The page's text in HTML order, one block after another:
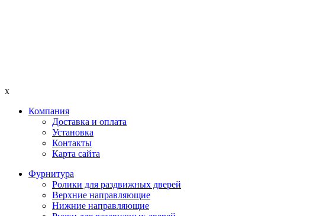
x
Компания
Доставка и оплата
Установка
Контакты
Карта сайта
Фурнитура
Ролики для раздвижных дверей
Верхние направляющие
Нижние направляющие